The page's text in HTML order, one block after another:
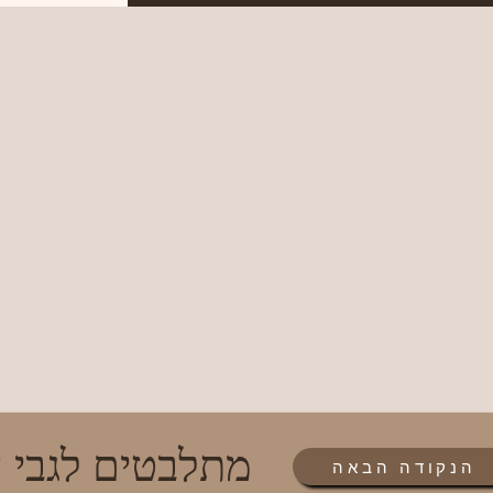
מתלבטים הנקודה הבאה